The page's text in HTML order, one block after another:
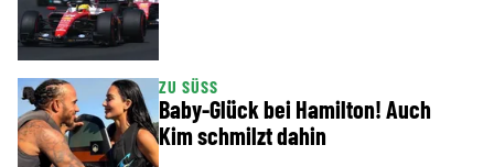
ZU SÜSS
Baby-Glück bei Hamilton! Auch
Kim schmilzt dahin